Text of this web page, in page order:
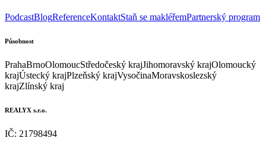
PodcastBlogReferenceKontaktStaň se makléřemPartnerský program
Působnost
PrahaBrnoOlomoucStředočeský krajJihomoravský krajOlomoucký
krajÚstecký krajPlzeňský krajVysočinaMoravskoslezský
krajZlínský kraj
REALYX s.r.o.
IČ: 21798494